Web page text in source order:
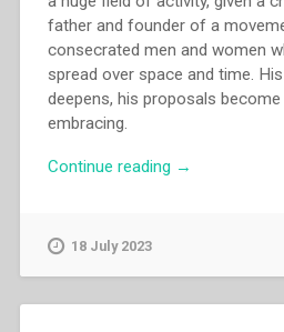
father and founder of a
consecrated men and women
spread over space and time.
deepens, his proposals
embracing.
Continue reading “Giovanni
→
18 July 2023